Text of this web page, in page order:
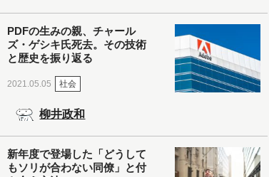
PDFの生みの親、チャール
ズ・ゲシキ氏死去。その技術
と歴史を振り返る
2021.05.05 社会
柳井政和
新年度で登場した「どうして
もソリが合わない同僚」と付